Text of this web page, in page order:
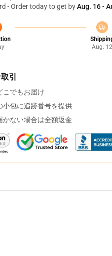
- Order today to get byAug. 16 -
Aug. 12
引
こでもお届け
小包に追跡番号を提供
かない場合は全額返金